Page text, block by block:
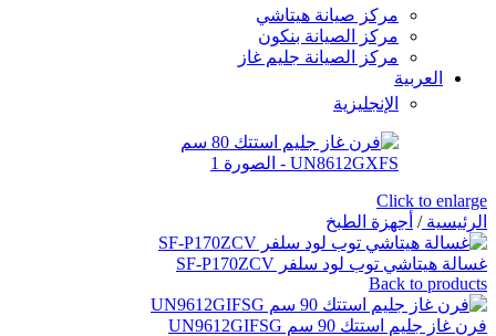
مركز صيانة هيتاشي
مركز الصيانة بنكون
مركز الصيانة جليم غاز
العربية
الإنجليزية
Click to enlarge
الرئيسية/ أجهزة الطبخ
غسالة هيتاشي توب لود سلفر SF-P170ZCV
Back to products
فرن غاز جليم استتك 90 سم UN9612GIFSG